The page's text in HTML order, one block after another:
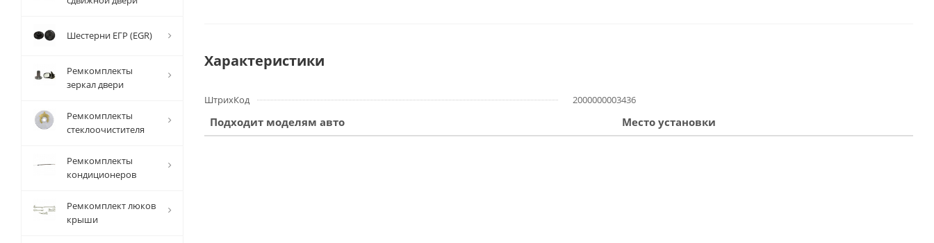
Шестерни ЕГР (EGR)
Ремкомплекты
зеркал двери
Ремкомплекты
стеклоочистителя
Ремкомплекты
кондиционеров
Ремкомплект люков
крыши
Характеристики
ШтрихКод 2000000003436
Подходит моделям авто Место установки